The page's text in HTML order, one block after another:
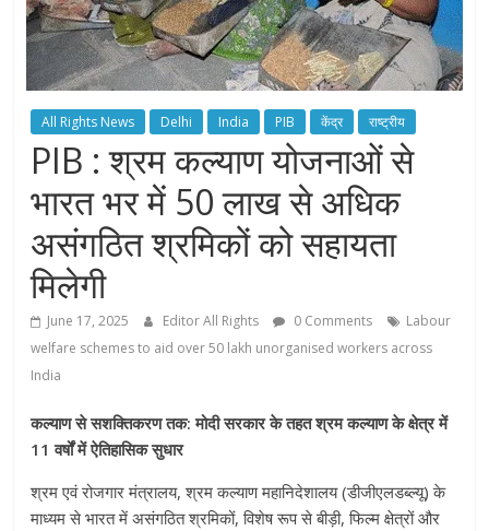
All Rights News Delhi India PIB केंद्र राष्ट्रीय
PIB : श्रम कल्याण योजनाओं से
भारत भर में 50 लाख से अधिक
असंगठित श्रमिकों को सहायता
मिलेगी
June 17, 2025 Editor All Rights 0 Comments
Labour
welfare schemes to aid over 50 lakh unorganised workers across
India
कल्याण से सशक्तिकरण तक: मोदी सरकार के तहत श्रम कल्याण के क्षेत्र में
11 वर्षों में ऐतिहासिक सुधार
श्रम एवं रोजगार मंत्रालय, श्रम कल्याण महानिदेशालय (डीजीएलडब्ल्यू) के
माध्यम से भारत में असंगठित श्रमिकों, विशेष रूप से बीड़ी, फिल्म क्षेत्रों और